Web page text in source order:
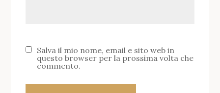
Salva il mio nome, email e sito web in
questo browser per la prossima volta che
commento.